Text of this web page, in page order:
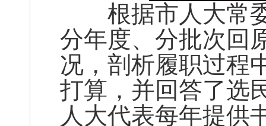
根据市人大常委
分年度、分批次回
况，剖析履职过程
打算，并回答了选
人大代表每年提供